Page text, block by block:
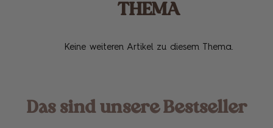
THEMA
Keine weiteren Artikel zu diesem Thema.
Das sind unsere Bestseller